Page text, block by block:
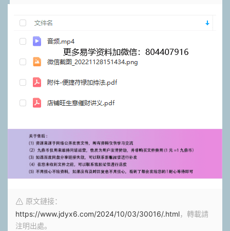
原文鏈接：
https://www.jdyx6.com/2024/10/03/30016/.html，轉載請
注明出處。